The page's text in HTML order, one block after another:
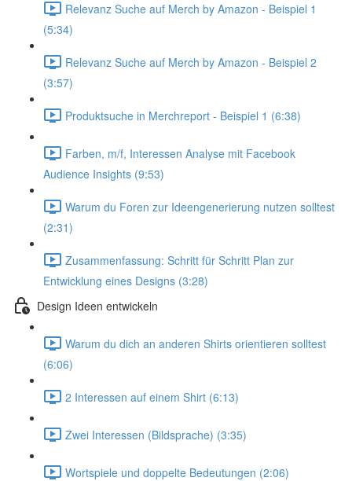
Relevanz Suche auf Merch by Amazon - Beispiel 1
(5:34)
Relevanz Suche auf Merch by Amazon - Beispiel 2
(3:57)
Produktsuche in Merchreport - Beispiel 1 (6:38)
Farben, m/f, Interessen Analyse mit Facebook
Audience Insights (9:53)
Warum du Foren zur Ideengenerierung nutzen solltest
(2:31)
Zusammenfassung: Schritt für Schritt Plan zur
Entwicklung eines Designs (3:28)
Design Ideen entwickeln
Warum du dich an anderen Shirts orientieren solltest
(6:06)
2 Interessen auf einem Shirt (6:13)
Zwei Interessen (Bildsprache) (3:35)
Wortspiele und doppelte Bedeutungen (2:06)